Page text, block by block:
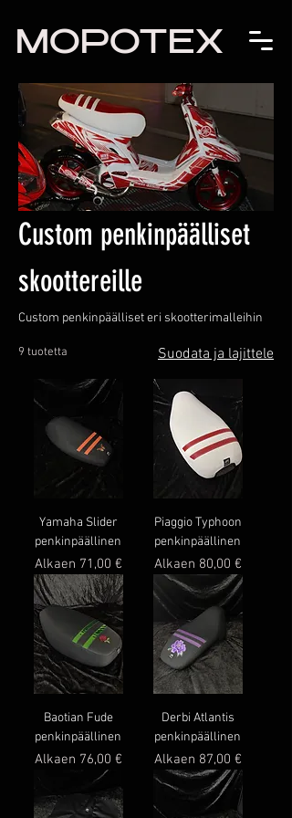
MOPOTEX
Custom penkinpäälliset
skoottereille
Custom penkinpäälliset eri skootterimalleihin
9 tuotetta Suodata ja lajittele
Yamaha Slider
penkinpäällinen
Alkaen 71,00 €
Alehinta
Piaggio Typhoon
penkinpäällinen
Alkaen 80,00 €
Alehinta
Baotian Fude
penkinpäällinen
Alkaen 76,00 €
Alehinta
Derbi Atlantis
penkinpäällinen
Alkaen 87,00 €
Alehinta